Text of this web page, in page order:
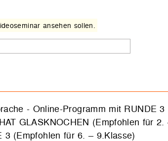
ansehen sollen.
- Online-Programm mit RUNDE 3
GLASKNOCHEN (Empfohlen für
3 (Empfohlen für 6. – 9.Klasse)